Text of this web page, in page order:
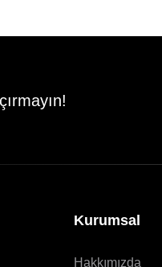
Kurumsal
Hakkımızda